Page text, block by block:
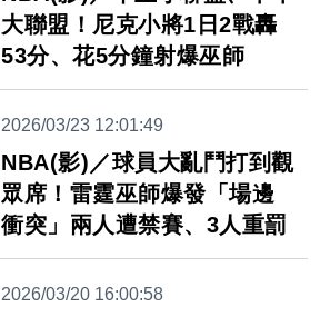
大聯盟！尼克小將1日2戰轟
53分、花5分鐘射爆巫師
2026/03/23 12:01:49
NBA(影)／球員大亂鬥打到觀
眾席！雷霆巫師爆發「場邊
衝突」兩人遭禁賽、3人重罰
2026/03/20 16:00:58